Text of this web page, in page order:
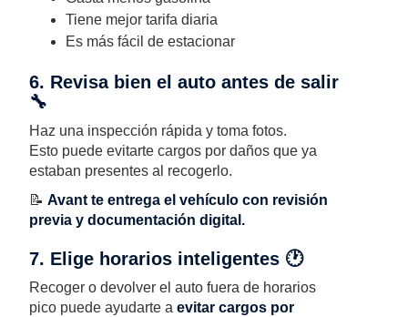
Tiene mejor tarifa diaria
Es más fácil de estacionar
6. Revisa bien el auto antes de salir
🔧
Haz una inspección rápida y toma fotos.
Esto puede evitarte cargos por daños que ya
estaban presentes al recogerlo.
📝Avant te entrega el vehículo con revisión
previa y documentación digital.
7. Elige horarios inteligentes 🕐
Recoger o devolver el auto fuera de horarios
pico puede ayudarte aevitar cargos por